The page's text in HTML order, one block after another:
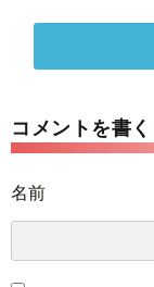
コメントを書く
名前